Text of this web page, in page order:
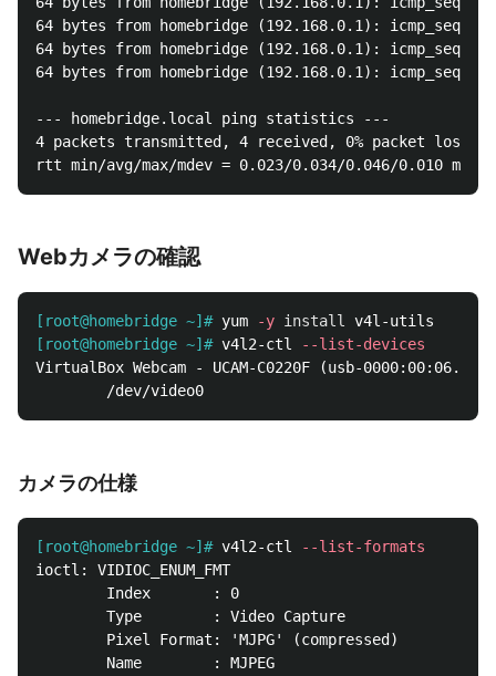
64 bytes from homebridge (192.168.0.1): icmp_seq=2
64 bytes from homebridge (192.168.0.1): icmp_seq=3
64 bytes from homebridge (192.168.0.1): icmp_seq=4
--- homebridge.local ping statistics ---
4 packets transmitted, 4 received, 0% packet loss,
Webカメラの確認
[root@homebridge ~]# yum -y install
[root@homebridge ~]# v4l2-ctl
--list-devices
VirtualBox Webcam - UCAM-C0220F (usb-0000:00:06.0-
カメラの仕様
[root@homebridge ~]# v4l2-ctl
--list-formats
ioctl: VIDIOC_ENUM_FMT
        Index       : 0
        Type        : Video Capture
        Pixel Format: 'MJPG' (compressed)